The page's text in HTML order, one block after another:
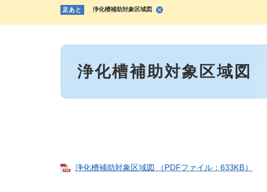
足あと 浄化槽補助対象区域図
本
浄化槽補助対象区域図
浄化槽補助対象区域図 （PDFファイル：633KB）